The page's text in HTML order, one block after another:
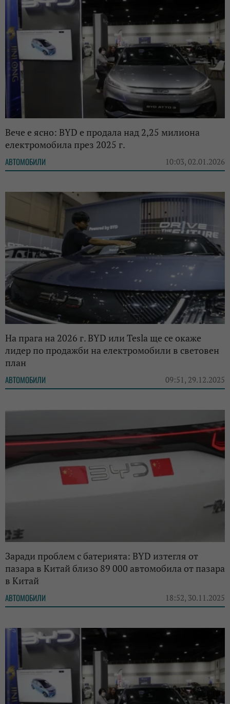
Вече е ясно: BYD е продала над 2,25 милиона
електромобила през 2025 г.
АВТОМОБИЛИ 10:03, 02.01.2026
На прага на 2026 г. BYD или Tesla ще се окаже
лидер по продажби на електромобили в световен
план
АВТОМОБИЛИ 09:51, 29.12.2025
Заради проблем с батерията: BYD изтегля от
пазара в Китай близо 89 000 автомобила от пазара
в Китай
АВТОМОБИЛИ 18:52, 30.11.2025